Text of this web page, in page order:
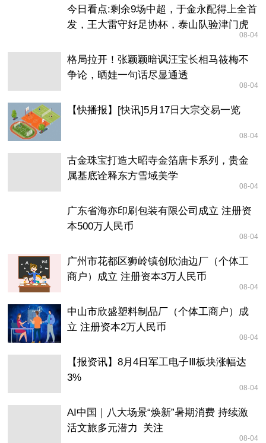
今日看点:剩余9场中超，于金永配得上全首
发，王大雷守好足协杯，泰山队验津门虎
08-04
格局拉开！张颖颖暗讽汪宝长相马筱梅不
争论，晒娃一句话尽显通透
08-04
【快播报】[快讯]5月17日大宗交易一览
08-04
古金珠宝打造大昭寺金箔唐卡系列，贵金
属基底诠释东方雪域美学
08-04
广东省海亦印刷包装有限公司成立 注册资
本500万人民币
08-04
广州市花都区狮岭镇创欣油边厂（个体工
商户）成立 注册资本3万人民币
08-04
中山市欣盛塑料制品厂（个体工商户）成
立 注册资本2万人民币
08-04
【报资讯】8月4日军工电子Ⅲ板块涨幅达
3%
08-04
AI中国｜八大场景“焕新”暑期消费 持续激
活文旅多元潜力_关注
08-04